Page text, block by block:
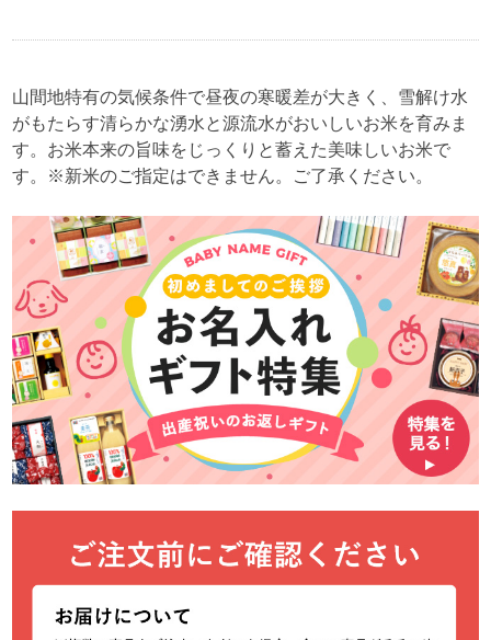
山間地特有の気候条件で昼夜の寒暖差が大きく、雪解け水
がもたらす清らかな湧水と源流水がおいしいお米を育みま
す。お米本来の旨味をじっくりと蓄えた美味しいお米で
す。※新米のご指定はできません。ご了承ください。